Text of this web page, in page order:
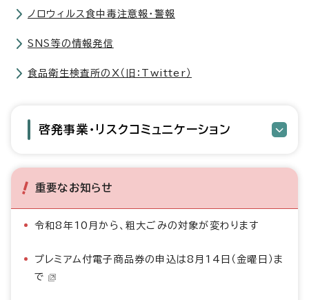
ノロウィルス食中毒注意報・警報
SNS等の情報発信
食品衛生検査所のX（旧：Twitter）
啓発事業・リスクコミュニケーション
重要なお知らせ
令和8年10月から、粗大ごみの対象が変わります
プレミアム付電子商品券の申込は8月14日（金曜日）ま
で